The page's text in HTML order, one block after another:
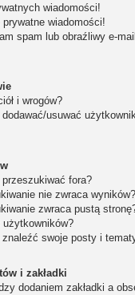
wiadomości!
wiadomości!
spam lub obraźliwy e-
i wrogów?
usuwać
fora?
nie zwraca wyników?
zwraca pustą
swoje posty i
i zakładki
dodaniem zakładki a